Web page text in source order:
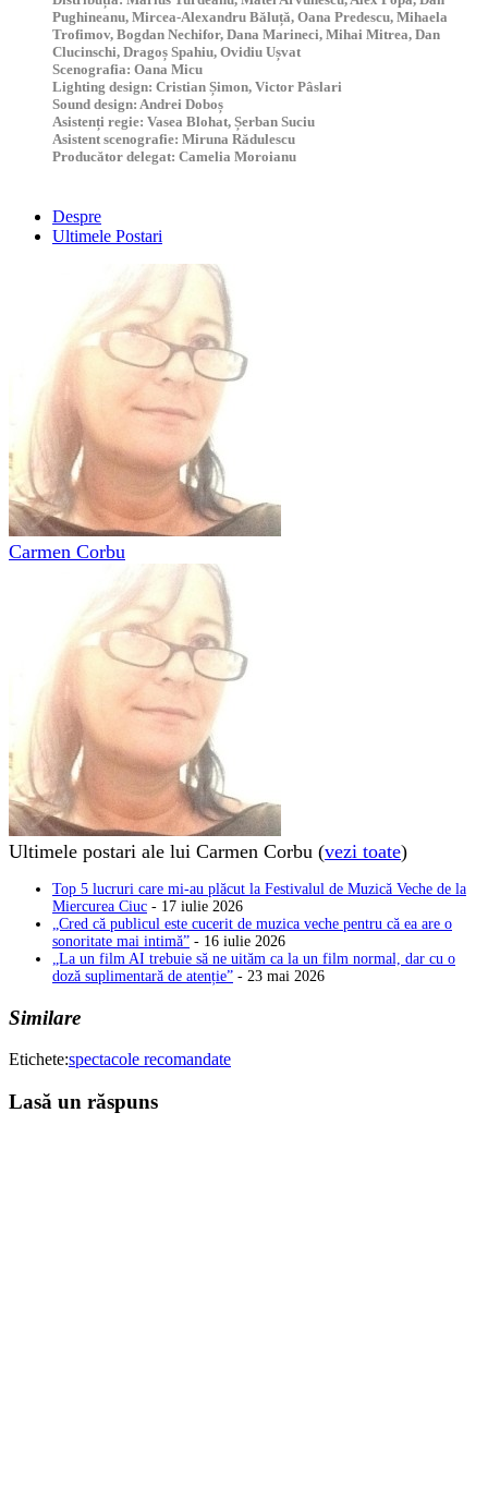
Pughineanu, Mircea-Alexandru Băluță, Oana Predescu, Mihaela
Trofimov, Bogdan Nechifor, Dana Marineci, Mihai Mitrea, Dan
Clucinschi, Dragoș Spahiu, Ovidiu Ușvat
Scenografia: Oana Micu
Lighting design: Cristian Șimon, Victor Pâslari
Sound design: Andrei Doboș
Asistenți regie: Vasea Blohat, Șerban Suciu
Asistent scenografie: Miruna Rădulescu
Producător delegat: Camelia Moroianu
Despre
Ultimele Postari
Carmen Corbu
Ultimele postari ale lui Carmen Corbu (vezi toate)
Top 5 lucruri care mi-au plăcut la Festivalul de Muzică Veche de la
Miercurea Ciuc - 17 iulie 2026
„Cred că publicul este cucerit de muzica veche pentru că ea are o
sonoritate mai intimă” - 16 iulie 2026
„La un film AI trebuie să ne uităm ca la un film normal, dar cu o
doză suplimentară de atenție” - 23 mai 2026
Similare
Etichete:spectacole recomandate
Lasă un răspuns